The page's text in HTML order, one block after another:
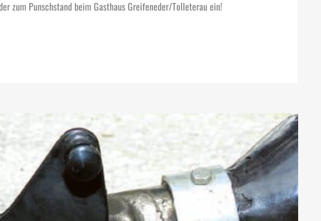
zum Punschstand beim Gasthaus Greifeneder/Tolleterau ein!